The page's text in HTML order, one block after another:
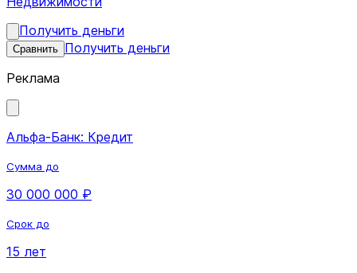
Получить деньги
Сравнить Получить деньги
Реклама
Альфа-Банк: Кредит
Сумма до
30 000 000 ₽
Срок до
15 лет